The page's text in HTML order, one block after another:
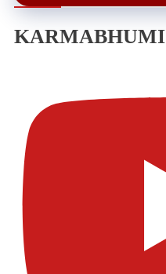
KARMABHUMI